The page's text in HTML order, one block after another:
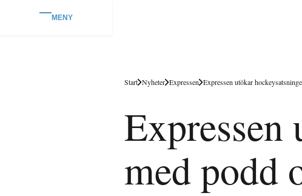
MENY
Start Nyheter Expressen Expressen utökar
Expressen
med podd